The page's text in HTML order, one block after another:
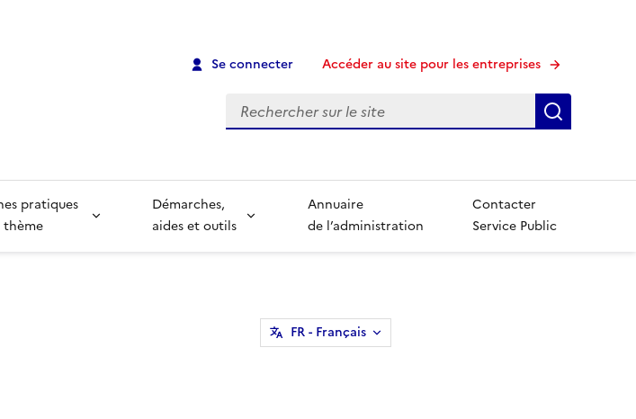
Se connecter Accéder au site pour les entreprises
Recherche
pratiques
thème
Démarches,
aides et outils
Annuaire
de l’administration
Contacter
Service Public
FR- Français